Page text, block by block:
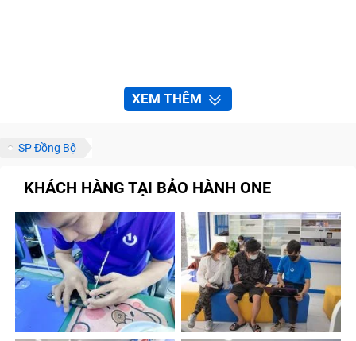
XEM THÊM
SP Đồng Bộ
KHÁCH HÀNG TẠI BẢO HÀNH ONE